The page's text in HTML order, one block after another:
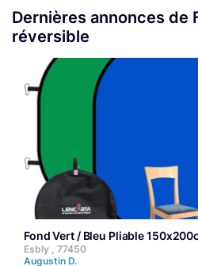
Dernières annonces de
réversible
Fond Vert / Bleu Pliable
Esbly , 77450
Augustin D.